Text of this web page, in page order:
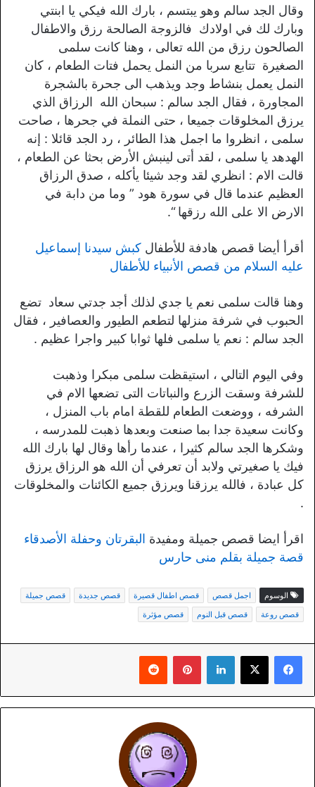
وقال الجد سالم وهو يبتسم ، بارك الله فيكي يا ابنتي
وبارك لك في اولادك فالزوجة الصالحة رزق والاطفال
الصالحون رزق من الله تعالى ، وهنا كانت سلمى
الصغيرة تتابع سربا من النمل يحمل فتات الطعام ، كان
النمل يعمل بنشاط وجد ويذهب الى جحرة بالشجرة
المجاورة ، فقال الجد سالم : سبحان الله الرزاق الذي
يرزق المخلوقات جميعا ، حتى النملة في جحرها ، صاحت
سلمى ، انظروا ما اجمل هذا الطائر ، رد الجد قائلا : إنه
الهدهد يا سلمى ، لقد أتى لينبش الأرض بحثا عن الطعام ،
قالت الام : انظري لقد وجد شيئا يأكله ، صدق الرزاق
العظيم عندما قال في سورة هود ” وما من دابة في
الارض الا على الله رزقها “.
أقرأ أيضا قصص هادفة للأطفال كبش سيدنا إسماعيل
عليه السلام من قصص الأنبياء للأطفال
وهنا قالت سلمى نعم يا جدي لذلك أجد جدتي سعاد تضع
الحبوب في شرفة منزلها لتطعم الطيور والعصافير ، فقال
الجد سالم : نعم يا سلمى فلها ثوابا كبير واجرا عظيم .
وفي اليوم التالي ، استيقظت سلمى مبكرا وذهبت
للشرفة وسقت الزرع والنباتات التى تضعها الام في
الشرفه ، ووضعت الطعام للقطة امام باب المنزل ،
وكانت سعيدة جدا بما صنعت وبعدها ذهبت للمدرسه ،
وشكرها الجد سالم كثيرا ، عندما رأها وقال لها بارك الله
فيك يا صغيرتي ولابد أن تعرفي أن الله هو الرزاق يرزق
كل عبادة ، فالله يرزقنا ويرزق جميع الكائنات والمخلوقات
.
اقرأ ايضا قصص جميلة ومفيدة البقرتان وحفلة الأصدقاء
قصة جميلة بقلم منى حارس
الوسوم اجمل قصص قصص اطفال قصيرة قصص جديدة
قصص جميلة
قصص روعة
قصص قبل النوم قصص مؤثرة
لينكدإن بينتيريست